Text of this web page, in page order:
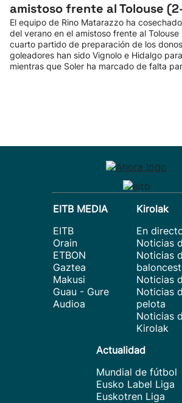
amistoso frente al Tolouse
El equipo de Rino Matarazzo ha
del verano en el amistoso frente al Tolouse
cuarto partido de preparación de los
goleadores han sido Vignolo e Hidalgo
mientras que Soler ha marcado de falta
EITB MEDIA
EITB
Orain
ETBON
Gaztea
Makusi
Guau - Gure
Audioa
Kirolak
En
Noticias
Noticias
Noticias
Noticias
pelota
Noticias
Kirolak
Actualidad
Mundial de fútbol
Eusko Label Liga
Euskotren Liga